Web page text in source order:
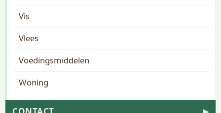
Vis
Vlees
Voedingsmiddelen
Woning